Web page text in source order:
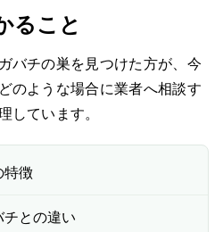
安
ること
バチの巣を見つけた方が、今
のような場合に業者へ相談す
しています。
特徴
チとの違い